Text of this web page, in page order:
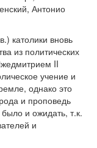
Антонио
католики вновь
из политических
II
учение и
однако это
и проповедь
и ожидать, т.к.
и